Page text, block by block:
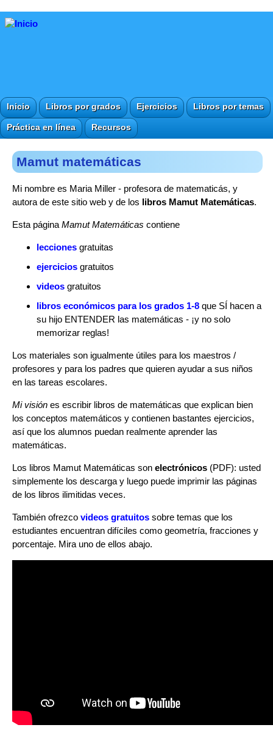
Inicio Libros por grados Ejercicios Libros por temas
Práctica en línea Recursos
Mamut matemáticas
Mi nombre es Maria Miller - profesora de matematicás, y
autora de este sitio web y de los libros Mamut Matemáticas.
Esta página Mamut Matemáticas contiene
lecciones gratuitas
ejercicios gratuitos
videos gratuitos
libros económicos para los grados 1-8 que SÍ hacen a
su hijo ENTENDER las matemáticas - ¡y no solo
memorizar reglas!
Los materiales son igualmente útiles para los maestros /
profesores y para los padres que quieren ayudar a sus niños
en las tareas escolares.
Mi visión es escribir libros de matemáticas que explican bien
los conceptos matemáticos y contienen bastantes ejercicios,
así que los alumnos puedan realmente aprender las
matemáticas.
Los libros Mamut Matemáticas son electrónicos (PDF): usted
simplemente los descarga y luego puede imprimir las páginas
de los libros ilimitidas veces.
También ofrezco videos gratuitos sobre temas que los
estudiantes encuentran difíciles como geometría, fracciones y
porcentaje. Mira uno de ellos abajo.